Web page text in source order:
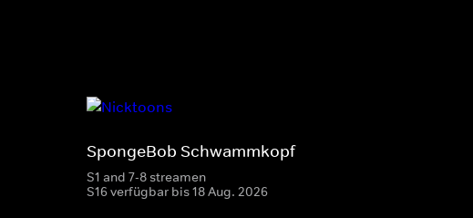
SpongeBob Schwammkopf
S1 and 7-8 streamen
S16 verfügbar bis 18 Aug. 2026